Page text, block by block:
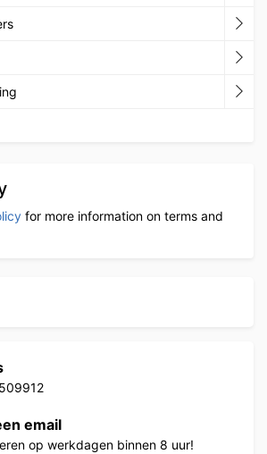
for more information on terms and
email
op werkdagen binnen 8 uur!